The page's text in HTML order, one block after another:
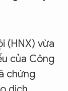
(HNX) vừa
của Công
chứng